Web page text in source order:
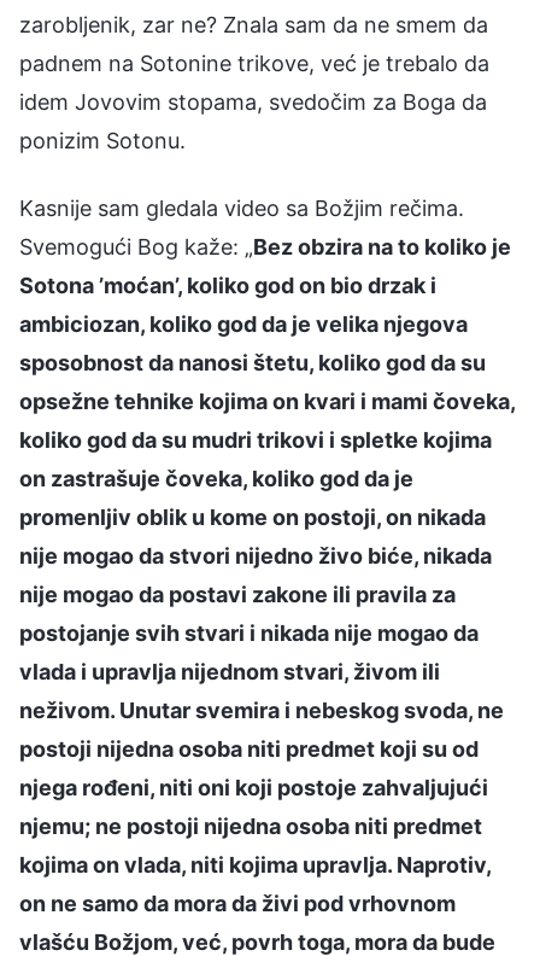
zarobljenik, zar ne? Znala sam da ne smem da
padnem na Sotonine trikove, već je trebalo da
idem Jovovim stopama, svedočim za Boga da
ponizim Sotonu.
Kasnije sam gledala video sa Božjim rečima.
Svemogući Bog kaže: „Bez obzira na to koliko je
Sotona ’moćan’, koliko god on bio drzak i
ambiciozan, koliko god da je velika njegova
sposobnost da nanosi štetu, koliko god da su
opsežne tehnike kojima on kvari i mami čoveka,
koliko god da su mudri trikovi i spletke kojima
on zastrašuje čoveka, koliko god da je
promenljiv oblik u kome on postoji, on nikada
nije mogao da stvori nijedno živo biće, nikada
nije mogao da postavi zakone ili pravila za
postojanje svih stvari i nikada nije mogao da
vlada i upravlja nijednom stvari, živom ili
neživom. Unutar svemira i nebeskog svoda, ne
postoji nijedna osoba niti predmet koji su od
njega rođeni, niti oni koji postoje zahvaljujući
njemu; ne postoji nijedna osoba niti predmet
kojima on vlada, niti kojima upravlja. Naprotiv,
on ne samo da mora da živi pod vrhovnom
vlašću Božjom, već, povrh toga, mora da bude